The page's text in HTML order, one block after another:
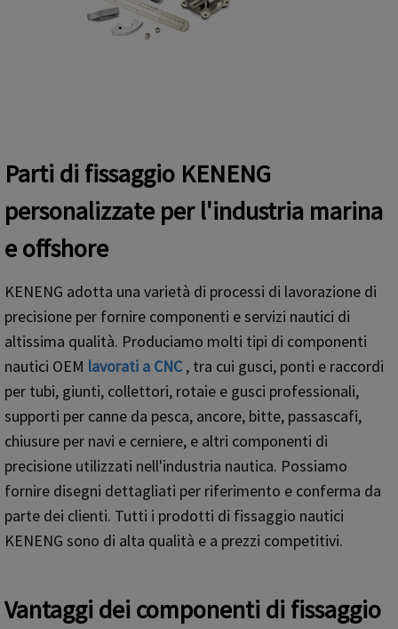
Parti di fissaggio KENENG
personalizzate per l'industria marina
e offshore
KENENG adotta una varietà di processi di lavorazione di
precisione per fornire componenti e servizi nautici di
altissima qualità. Produciamo molti tipi di componenti
nautici OEM lavorati a CNC , tra cui gusci, ponti e raccordi
per tubi, giunti, collettori, rotaie e gusci professionali,
supporti per canne da pesca, ancore, bitte, passascafi,
chiusure per navi e cerniere, e altri componenti di
precisione utilizzati nell'industria nautica. Possiamo
fornire disegni dettagliati per riferimento e conferma da
parte dei clienti. Tutti i prodotti di fissaggio nautici
KENENG sono di alta qualità e a prezzi competitivi.
Vantaggi dei componenti di fissaggio